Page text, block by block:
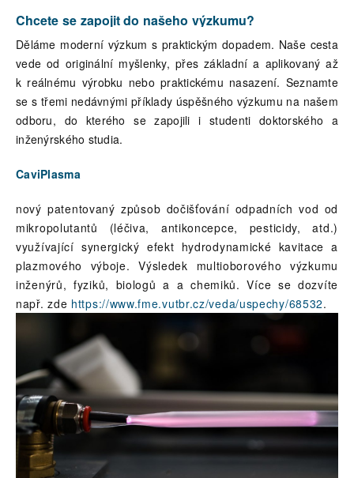
Chcete se zapojit do našeho výzkumu?
Děláme moderní výzkum s praktickým dopadem. Naše cesta
vede od originální myšlenky, přes základní a aplikovaný až
k reálnému výrobku nebo praktickému nasazení. Seznamte
se s třemi nedávnými příklady úspěšného výzkumu na našem
odboru, do kterého se zapojili i studenti doktorského a
inženýrského studia.
CaviPlasma
nový patentovaný způsob dočišťování odpadních vod od
mikropolutantů (léčiva, antikoncepce, pesticidy, atd.)
využívající synergický efekt hydrodynamické kavitace a
plazmového výboje. Výsledek multioborového výzkumu
inženýrů, fyziků, biologů a a chemiků. Více se dozvíte
např. zde https://www.fme.vutbr.cz/veda/uspechy/68532.